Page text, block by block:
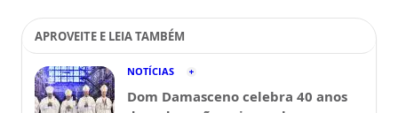
APROVEITE E LEIA TAMBÉM
NOTÍCIAS
Dom Damasceno celebra 40 anos